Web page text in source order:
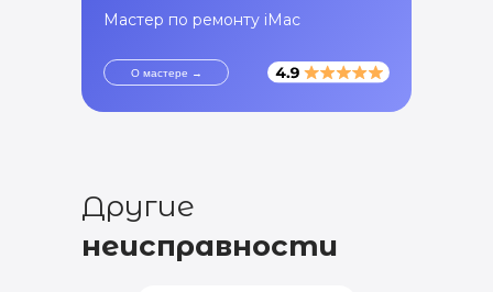
Мастер по ремонту iMac
О мастере →
Другие
неисправности